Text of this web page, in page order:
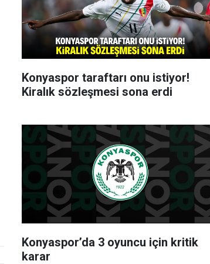
Konyaspor taraftarı onu istiyor!
Kiralık sözleşmesi sona erdi
Konyaspor’da 3 oyuncu için kritik
karar